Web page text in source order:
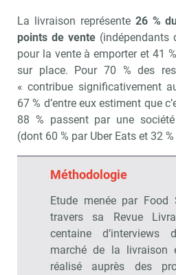
La livraison représente 26 %
points de vente(indépendants
pour la vente à emporter et 41
sur place. Pour 70 % des
« contribue significativement
67 % d’entre eux esti­ment que
88 % passent par une
(dont 60 % par Uber Eats et 32
Méthodologie
Etude menée par Food
travers sa Revue
centaine d’interviews
marché de la livraison
réalisé auprès des